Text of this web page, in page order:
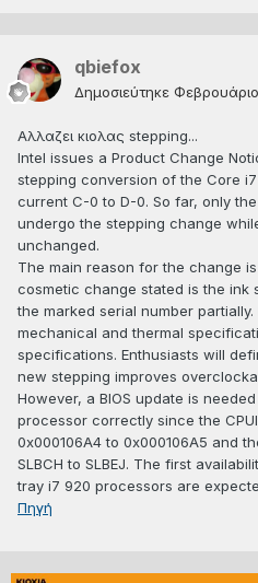
qbiefox
Δημοσιεύτηκε
Αλλαζει κιολας stepping...
Intel issues a Product Change
stepping conversion of the Core
current C-0 to D-0. So far, only
undergo the stepping change
unchanged.
The main reason for the change
cosmetic change stated is the ink
the marked serial number
mechanical and thermal
specifications. Enthusiasts will
new stepping improves
However, a BIOS update is
processor correctly since the
0x000106A4 to 0x000106A5 and
SLBCH to SLBEJ. The first
tray i7 920 processors are
Πηγή